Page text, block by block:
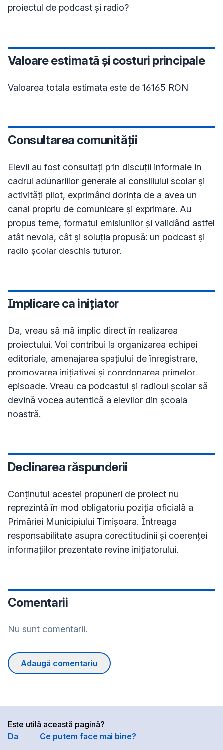
Valoare estimată și costuri principale
Consultarea comunității
Elevii au fost consultați prin discuții informale in
cadrul adunariilor generale al consiliului scolar și
activități pilot, exprimând dorința de a avea un
canal propriu de comunicare și exprimare. Au
propus teme, formatul emisiunilor și validând astfel
atât nevoia, cât și soluția propusă: un podcast și
radio școlar deschis tuturor.
Implicare ca inițiator
Da, vreau să mă implic direct în realizarea
proiectului. Voi contribui la organizarea echipei
editoriale, amenajarea spațiului de înregistrare,
promovarea inițiativei și coordonarea primelor
episoade. Vreau ca podcastul și radioul școlar să
devină vocea autentică a elevilor din școala
noastră.
Declinarea răspunderii
Conţinutul acestei propuneri de proiect nu
reprezintă în mod obligatoriu poziţia oficială a
Primăriei Municipiului Timișoara. Întreaga
responsabilitate asupra corectitudinii și coerenței
informațiilor prezentate revine inițiatorului.
Comentarii
Nu sunt comentarii.
Adaugă comentariu
Este utilă această pagină?
Da
Ce putem face mai bine?